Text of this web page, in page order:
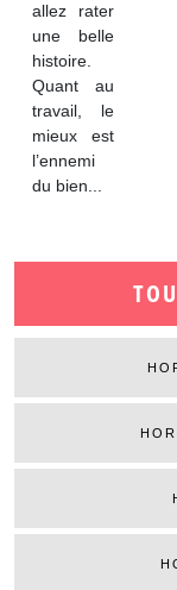
allez rater
une belle
histoire.
Quant au
travail, le
mieux est
l’ennemi
du bien...